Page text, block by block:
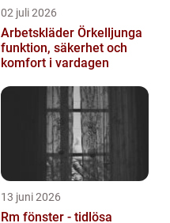
02 juli 2026
Arbetskläder Örkelljunga
funktion, säkerhet och
komfort i vardagen
13 juni 2026
Rm fönster - tidlösa